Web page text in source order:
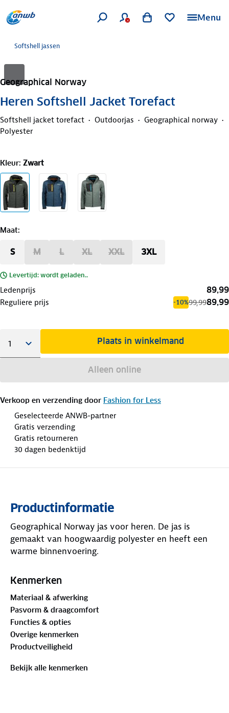
Menu
Softshell jassen
Geographical Norway
Heren Softshell Jacket Torefact
Softshell jacket torefact Outdoorjas
Geographical norway
Polyester
Kleur: Zwart
Maat:
S M L XL XXL 3XL
Levertijd: wordt geladen..
Ledenprijs 89,99
Reguliere prijs -10%99,9989,99
Plaats in winkelmand
Alleen online
Verkoop en verzending door Fashion for Less
Geselecteerde ANWB-partner
Gratis verzending
Gratis retourneren
30 dagen bedenktijd
Productinformatie
Geographical Norway jas voor heren. De jas is
gemaakt van hoogwaardig polyester en heeft een
warme binnenvoering.
Kenmerken
Materiaal & afwerking
Pasvorm & draagcomfort
Functies & opties
Overige kenmerken
Productveiligheid
Bekijk alle kenmerken